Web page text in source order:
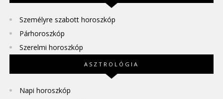
Személyre szabott horoszkóp
Párhoroszkóp
Szerelmi horoszkóp
ASZTROLÓGIA
Napi horoszkóp